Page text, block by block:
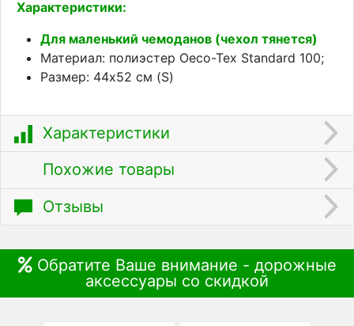
Характеристики:
Для маленький чемоданов (чехол тянется)
Материал: полиэстер Oeco-Tex Standard 100;
Размер: 44x52 см (S)
Характеристики
Похожие товары
Отзывы
Обратите Ваше внимание - дорожные
аксессуары со скидкой